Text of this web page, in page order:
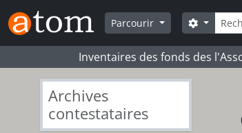
Skip to main content
Parcourir
Search
Inventaires des fonds des
Archives
contestataires